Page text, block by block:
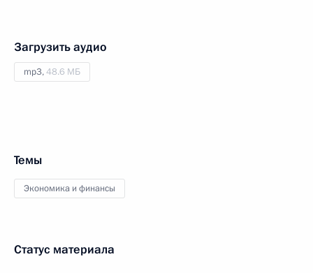
Загрузить аудио
mp3,48.6 МБ
Темы
Экономика и финансы
Статус материала